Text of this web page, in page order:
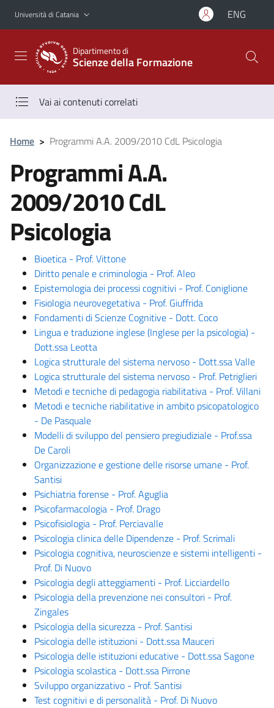
Vai al contenuto principale
Vai al menu di navigazione
Università di Catania ENG
Dipartimento di
Scienze della Formazione
Vai ai contenuti correlati
Home > Programmi A.A. 2009/2010 CdL Psicologia
Programmi A.A.
2009/2010 CdL
Psicologia
Bioetica - Prof. Vittone
Diritto penale e criminologia - Prof. Aleo
Epistemologia dei processi cognitivi - Prof. Coniglione
Fisiologia neurovegetativa - Prof. Giuffrida
Fondamenti di Scienze Cognitive - Dott. Coco
Lingua e traduzione inglese (Inglese per la psicologia) -
Dott.ssa Leotta
Logica strutturale del sistema nervoso - Dott.ssa Valle
Logica strutturale del sistema nervoso - Prof. Petriglieri
Metodi e tecniche di pedagogia riabilitativa - Prof. Villani
Metodi e tecniche riabilitative in ambito psicopatologico
- De Pasquale
Modelli di sviluppo del pensiero pregiudiziale - Prof.ssa
De Caroli
Organizzazione e gestione delle risorse umane - Prof.
Santisi
Psichiatria forense - Prof. Aguglia
Psicofarmacologia - Prof. Drago
Psicofisiologia - Prof. Perciavalle
Psicologia clinica delle Dipendenze - Prof. Scrimali
Psicologia cognitiva, neuroscienze e sistemi intelligenti -
Prof. Di Nuovo
Psicologia degli atteggiamenti - Prof. Licciardello
Psicologia della prevenzione nei consultori - Prof.
Zingales
Psicologia della sicurezza - Prof. Santisi
Psicologia delle istituzioni - Dott.ssa Mauceri
Psicologia delle istituzioni educative - Dott.ssa Sagone
Psicologia scolastica - Dott.ssa Pirrone
Sviluppo organizzativo - Prof. Santisi
Test cognitivi e di personalità - Prof. Di Nuovo